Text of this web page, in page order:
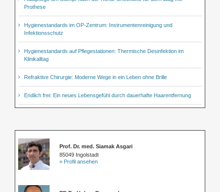
Prothese
Hygienestandards im OP-Zentrum: Instrumentenreinigung und
Infektionsschutz
Hygienestandards auf Pflegestationen: Thermische Desinfektion im
Klinikalltag
Refraktive Chirurgie: Moderne Wege in ein Leben ohne Brille
Endlich frei: Ein neues Lebensgefühl durch dauerhafte Haarentfernung
Prof. Dr. med. Siamak Asgari
85049 Ingolstadt
» Profil ansehen